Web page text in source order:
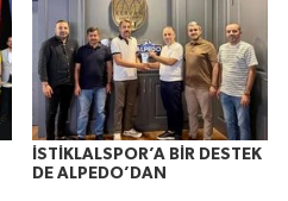
İSTİKLALSPOR’A BİR DESTEK
DE ALPEDO’DAN